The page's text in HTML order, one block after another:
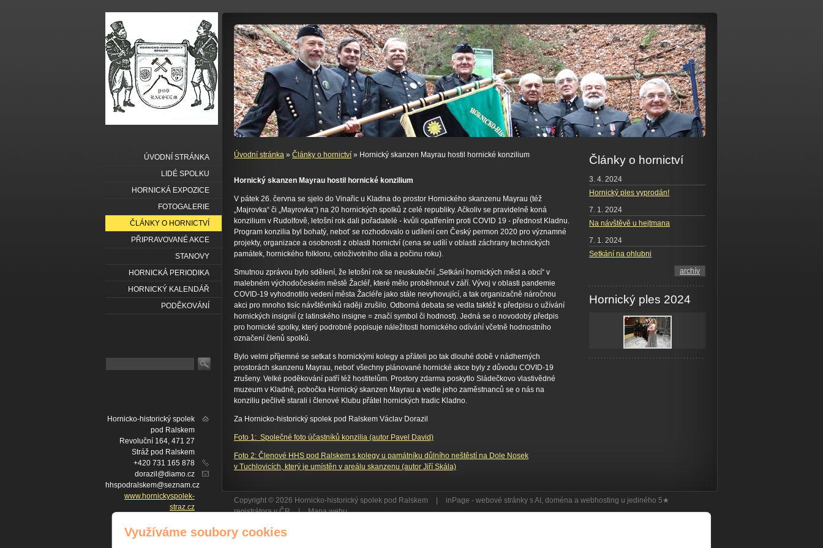
Úvodní stránka » Články o hornictví » Hornický skanzen Mayrau hostil hornické konzilium
Hornický skanzen Mayrau hostil hornické konzilium
V pátek 26. června se sjelo do Vinařic u Kladna do prostor Hornického skanzenu Mayrau (též
„Majrovka“ či „Mayrovka“) na 20 hornických spolků z celé republiky. Ačkoliv se pravidelně koná
konzilium v Rudolfově, letošní rok dali pořadatelé - kvůli opatřením proti COVID 19 - přednost Kladnu.
Program konzilia byl bohatý, neboť se rozhodovalo o udílení cen Český permon 2020 pro významné
projekty, organizace a osobnosti z oblasti hornictví (cena se udílí v oblasti záchrany technických
památek, hornického folkloru, celoživotního díla a počinu roku).
Smutnou zprávou bylo sdělení, že letošní rok se neuskuteční „Setkání hornických měst a obcí“ v
malebném východočeském městě Žacléř, které mělo proběhnout v září. Vývoj v oblasti pandemie
COVID-19 vyhodnotilo vedení města Žacléře jako stále nevyhovující, a tak organizačně náročnou
akci pro mnoho tisíc návštěvníků raději zrušilo. Odborná debata se vedla taktéž k předpisu o užívání
hornických insignií (z latinského insigne = značí symbol či hodnost). Jedná se o novodobý předpis
pro hornické spolky, který podrobně popisuje náležitosti hornického odívání včetně hodnostního
označení členů spolků.
Bylo velmi příjemné se setkat s hornickými kolegy a přáteli po tak dlouhé době v nádherných
prostorách skanzenu Mayrau, neboť všechny plánované hornické akce byly z důvodu COVID-19
zrušeny. Velké poděkování patří též hostitelům. Prostory zdarma poskytlo Sládečkovo vlastivědné
muzeum v Kladně, pobočka Hornický skanzen Mayrau a vedle jeho zaměstnanců se o nás na
konziliu pečlivě starali i členové Klubu přátel hornických tradic Kladno.
Za Hornicko-historický spolek pod Ralskem Václav Dorazil
Foto 1: Společné foto účastníků konzilia (autor Pavel David)
Foto 2: Členové HHS pod Ralskem s kolegy u památníku důlního neštěstí na Dole Nosek
v Tuchlovicích, který je umístěn v areálu skanzenu (autor Jiří Skála)
Články o hornictví
3. 4. 2024
Hornický ples vyprodán!
7. 1. 2024
Na návštěvě u hejtmana
7. 1. 2024
Setkání na ohlubni
archív
Hornický ples 2024
ÚVODNÍ STRÁNKA
LIDÉ SPOLKU
HORNICKÁ EXPOZICE
FOTOGALERIE
ČLÁNKY O HORNICTVÍ
PŘIPRAVOVANÉ AKCE
STANOVY
HORNICKÁ PERIODIKA
HORNICKÝ KALENDÁŘ
PODĚKOVÁNÍ
Hornicko-historický spolek
pod Ralskem
Revoluční 164, 471 27
Stráž pod Ralskem
+420 731 165 878
dorazil@diamo.cz
hhspodralskem@seznam.cz
www.hornickyspolek-
straz.cz
Facebook
Copyright © 2026 Hornicko-historický spolek pod Ralskem inPage - webové stránky s AI, doména a webhosting u jediného 5★
registrátora v ČR
| Mapa webu
Využíváme soubory cookies